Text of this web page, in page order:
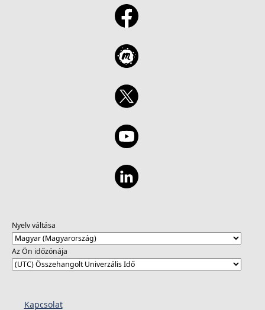
Nyelv váltása
Az Ön időzónája
Kapcsolat